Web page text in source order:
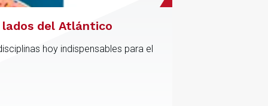
del Atlántico
hoy indispensables para el